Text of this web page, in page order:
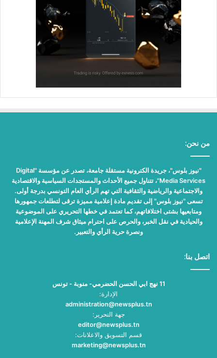
من نحن:
"نيوز بلوس"، جريدة الكترونية مستقلة جامعة، تصدر عن مؤسسة "Digital
Media Services"، تتناول جميع الأحداث والمستجدات السياسية والاقتصادية
والاجتماعية والرياضية والثقافية التي تهم الرأي العام التونسي بدرجة أولى.
تسعى "نيوز بلوس" إلى تقديم مادة إعلامية مميزة ترقى لتطلعات جمهورها
ومتابعيها بشتى اختلافاتهم، كما تعتمد في خطها التحريري على الموضوعية
والحيادية في نقل الخبر، والحرص على احترام ميثاق شرف المهنة الإعلامية
ونصرة حرية الرأي والتعبير.
اتصل بنا:
11 نهج ابي الحسن الحضرمي- منوبة - تونس
الإدارة:
administration@newsplus.tn
جهة التحرير:
editor@newsplus.tn
قسم التسويق والاعلانات:
marketing@newsplus.tn